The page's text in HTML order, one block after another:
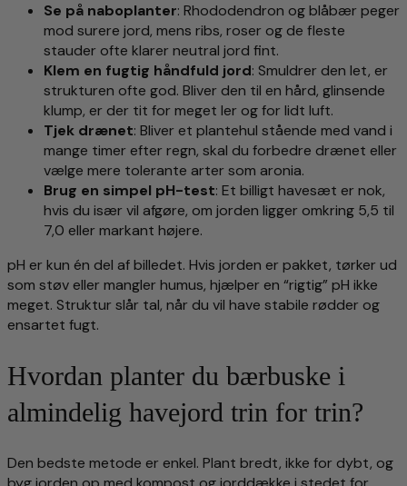
Se på naboplanter: Rhododendron og blåbær peger
mod surere jord, mens ribs, roser og de fleste
stauder ofte klarer neutral jord fint.
Klem en fugtig håndfuld jord: Smuldrer den let, er
strukturen ofte god. Bliver den til en hård, glinsende
klump, er der tit for meget ler og for lidt luft.
Tjek drænet: Bliver et plantehul stående med vand i
mange timer efter regn, skal du forbedre drænet eller
vælge mere tolerante arter som aronia.
Brug en simpel pH-test: Et billigt havesæt er nok,
hvis du især vil afgøre, om jorden ligger omkring 5,5 til
7,0 eller markant højere.
pH er kun én del af billedet. Hvis jorden er pakket, tørker ud
som støv eller mangler humus, hjælper en “rigtig” pH ikke
meget. Struktur slår tal, når du vil have stabile rødder og
ensartet fugt.
Hvordan planter du bærbuske i
almindelig havejord trin for trin?
Den bedste metode er enkel. Plant bredt, ikke for dybt, og